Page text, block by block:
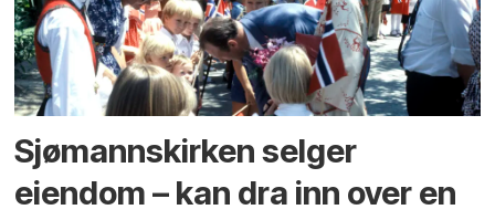
Sjømannskirken selger
eiendom – kan dra inn over en